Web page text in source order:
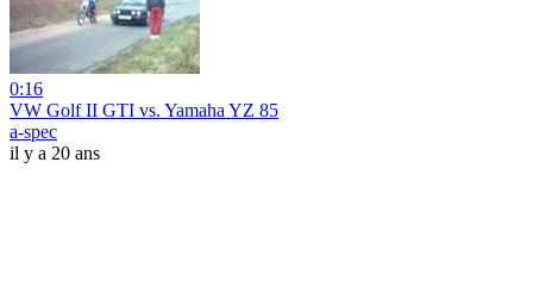
0:16
VW Golf II GTI vs. Yamaha YZ 85
a-spec
il y a 20 ans